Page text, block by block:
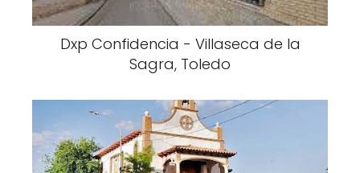
Dxp Confidencia - Villaseca de la
Sagra, Toledo